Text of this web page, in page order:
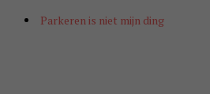
Parkeren is niet mijn ding